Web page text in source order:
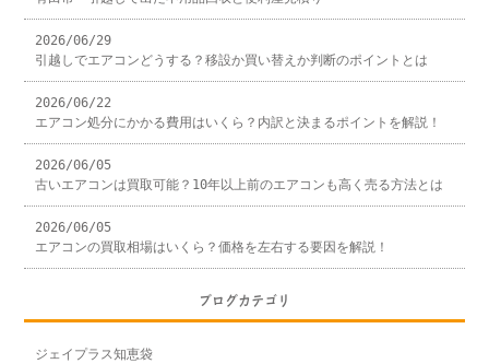
2026/06/29
引越しでエアコンどうする？移設か買い替えか判断のポイントとは
2026/06/22
エアコン処分にかかる費用はいくら？内訳と決まるポイントを解説！
2026/06/05
古いエアコンは買取可能？10年以上前のエアコンも高く売る方法とは
2026/06/05
エアコンの買取相場はいくら？価格を左右する要因を解説！
ブログカテゴリ
ジェイプラス知恵袋